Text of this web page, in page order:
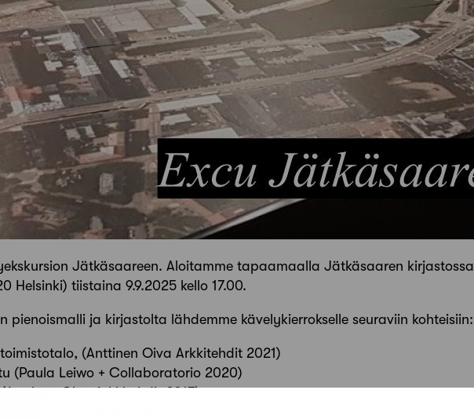
Jätkäsaareen. Aloitamme tapaamaalla Jätkäsaaren kirjastossa
Helsinki) tiistaina 9.9.2025 kello 17.00.
pienoismalli ja kirjastolta lähdemme kävelykierrokselle seuraviin kohteisiin:
(Anttinen Oiva Arkkitehdit 2021)
(Paula Leiwo + Collaboratorio 2020)
Oiva Arkkitehdit 2017)